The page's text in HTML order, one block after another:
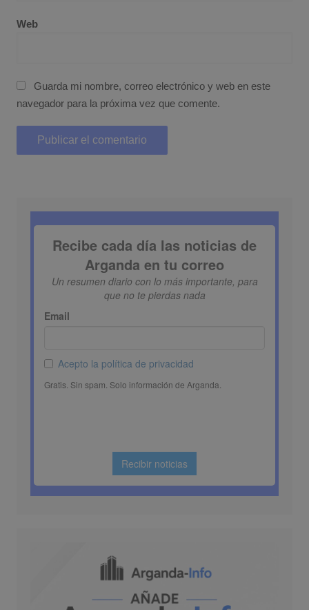
Web
Guarda mi nombre, correo electrónico y web en este
navegador para la próxima vez que comente.